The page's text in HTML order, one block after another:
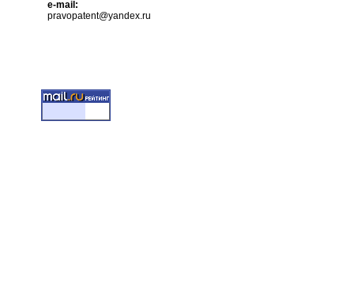
e-mail:
pravopatent@yandex.ru